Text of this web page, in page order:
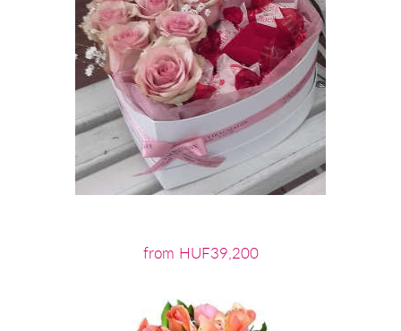
from HUF39,200